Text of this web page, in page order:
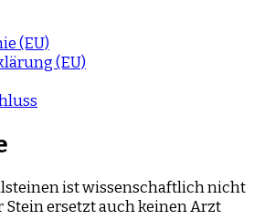
(EU)
(EU)
ist wissenschaftlich nicht
ersetzt auch keinen Arzt